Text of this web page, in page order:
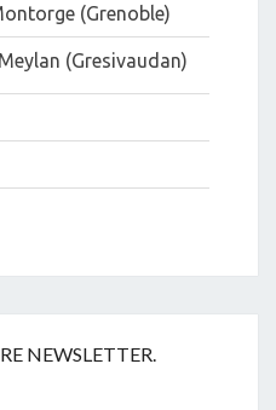
(Grenoble)
(Gresivaudan)
NEWSLETTER.